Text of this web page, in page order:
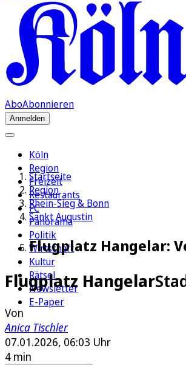
AboAbonnieren
Anmelden
Köln
Region
Freizeit
Restaurants
FC
Panorama
Politik
Wirtschaft
Kultur
Rätsel
Newsletter
E-Paper
Startseite
Region
Rhein-Sieg & Bonn
Sankt Augustin
Flugplatz Hangelar:
Flugplatz Hangelar
Von
Anica Tischler
07.01.2026, 06:03 Uhr
4 min